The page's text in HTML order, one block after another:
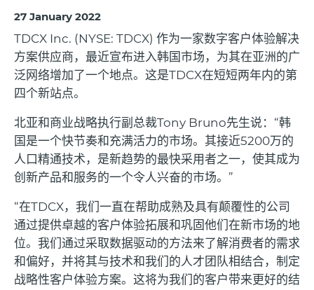
27 January 2022
TDCX Inc. (NYSE: TDCX) 作为一家数字客户体验解决
方案供应商，最近宣布进入韩国市场，为其在亚洲的广
泛网络增加了一个地点。这是TDCX在短短两年内的第
四个新站点。
北亚和商业战略执行副总裁Tony Bruno先生说： “韩
国是一个快节奏和充满活力的市场。其接近5200万的
人口精通技术，是新趋势的最快采用者之一，使其成为
创新产品和服务的一个令人兴奋的市场。 ”
“在TDCX，我们一直在帮助成熟及具有颠覆性的公司
通过提供卓越的客户体验拓展和巩固他们在新市场的地
位。我们通过采取数据驱动的方法来了解消费者的需求
和偏好，并将其与技术和我们的人才团队相结合，制定
战略性客户体验方案。这将为我们的客户带来更好的结